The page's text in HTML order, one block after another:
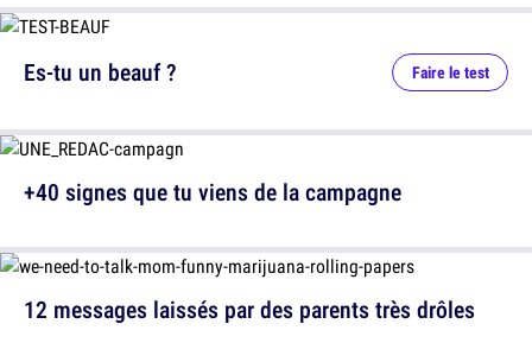
12 messages laissés par des parents très drôles
Es-tu un beauf ? Faire le test
+40 signes que tu viens de la campagne